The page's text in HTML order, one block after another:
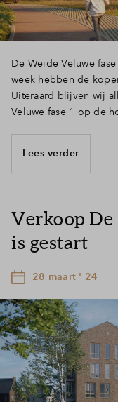
De Weide Veluwe
week hebben de
Uiteraard blijven wij
Veluwe fase 1 op de
Lees verder
Verkoop
is gestart
28 maart ' 24